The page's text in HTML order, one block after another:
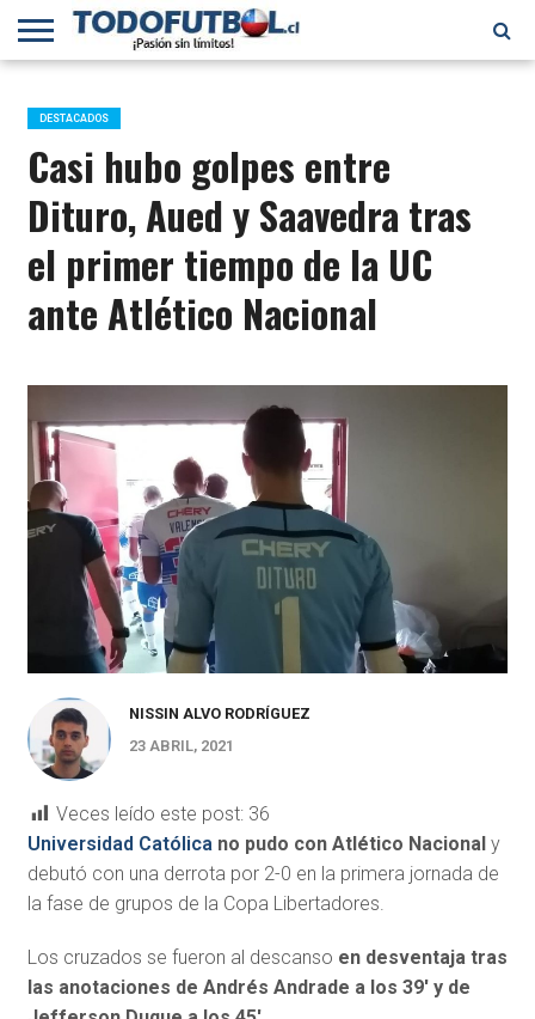
PRIMERA
B
SELECCIÓN
CHILENA
CHILENOS
EN EL
MUNDO
FÚTBOL
INTERNACIONAL
DESTACADOS
Casi hubo golpes entre
Dituro, Aued y Saavedra tras
el primer tiempo de la UC
ante Atlético Nacional
NISSIN ALVO RODRÍGUEZ
23 ABRIL, 2021
Veces leído este post: 36
Universidad Católicano pudo con Atlético Nacional y
debutó con una derrota por 2-0 en la primera jornada de
la fase de grupos de la Copa Libertadores.
Los cruzados se fueron al descanso en desventaja tras
las anotaciones de Andrés Andrade a los 39′ y de